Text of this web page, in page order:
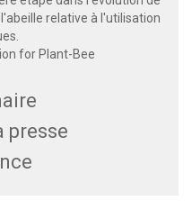
relative à l'utilisation
for Plant-Bee
presse